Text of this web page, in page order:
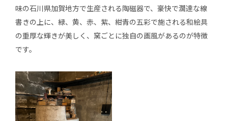
味の石川県加賀地方で生産される陶磁器で、豪快で濶達な線
書きの上に、緑、黄、赤、紫、紺青の五彩で施される和絵具
の重厚な輝きが美しく、窯ごとに独自の画風があるのが特徴
です。